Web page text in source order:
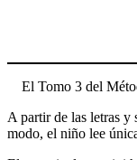
El Tomo 3 del
A partir de las letras y
modo, el niño lee